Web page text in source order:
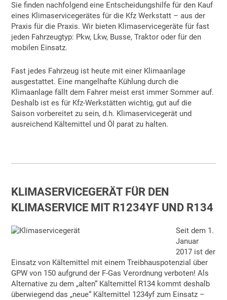
Sie finden nachfolgend eine Entscheidungshilfe für den Kauf
eines Klimaservicegerätes für die Kfz Werkstatt – aus der
Praxis für die Praxis. Wir bieten Klimaservicegeräte für fast
jeden Fahrzeugtyp: Pkw, Lkw, Busse, Traktor oder für den
mobilen Einsatz.
Fast jedes Fahrzeug ist heute mit einer Klimaanlage
ausgestattet. Eine mangelhafte Kühlung durch die
Klimaanlage fällt dem Fahrer meist erst immer Sommer auf.
Deshalb ist es für Kfz-Werkstätten wichtig, gut auf die
Saison vorbereitet zu sein, d.h. Klimaservicegerät und
ausreichend Kältemittel und Öl parat zu halten.
KLIMASERVICEGERÄT FÜR DEN
KLIMASERVICE MIT R1234YF UND R134
Seit dem 1.
Januar
2017 ist der
Einsatz von Kältemittel mit einem Treibhauspotenzial über
GPW von 150 aufgrund der F-Gas Verordnung verboten! Als
Alternative zu dem „alten“ Kältemittel R134 kommt deshalb
überwiegend das „neue“ Kältemittel 1234yf zum Einsatz –